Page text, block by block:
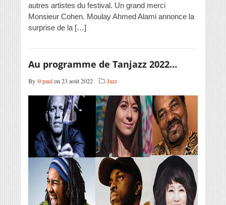
autres artistes du festival. Un grand merci
Monsieur Cohen. Moulay Ahmed Alami annonce la
surprise de la […]
Au programme de Tanjazz 2022…
By @paulon 23 août 2022 Jazz